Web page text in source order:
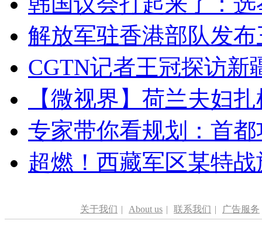
解放军驻香港部队发
CGTN记者王冠探访新
【微视界】荷兰夫妇
专家带你看规划：首
超燃！西藏军区某特
关于我们 | About us | 联系我们 | 广告服务